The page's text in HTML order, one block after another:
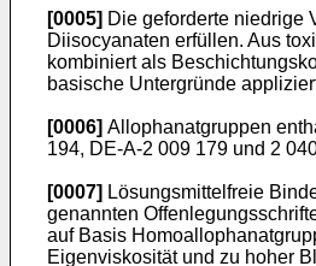
[0005] Die geforderte niedrige
Diisocyanaten erfüllen. Aus
kombiniert als
basische Untergründe
[0006] Allophanatgruppen
194, DE-A-2 009 179 und 2
[0007] Lösungsmittelfreie
genannten
auf Basis
Eigenviskosität und zu hoher